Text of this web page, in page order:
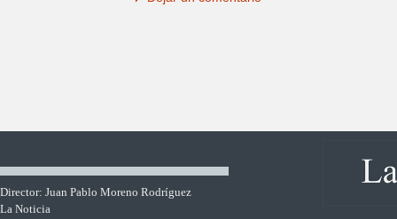
Director: Juan Pablo Moreno Rodríguez
La Noticia